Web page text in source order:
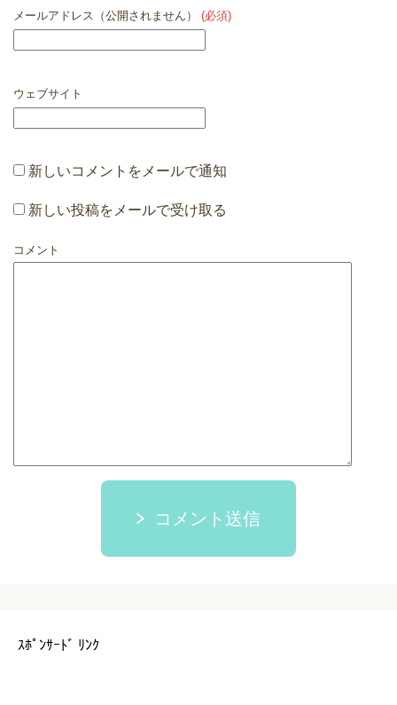
メールアドレス（公開されません） (必須)
ウェブサイト
新しいコメントをメールで通知
新しい投稿をメールで受け取る
コメント
コメント送信
ｽﾎﾟﾝｻｰﾄﾞ ﾘﾝｸ